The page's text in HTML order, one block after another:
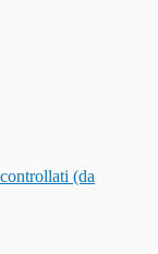
(da